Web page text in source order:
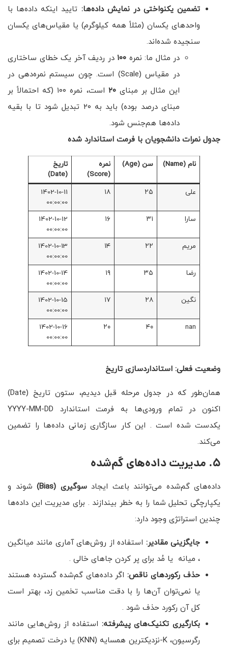
تضمین یکنواختی در نمایش داده‌ها: تایید اینکه داده‌ها با
واحدهای یکسان (مثلاً همه کیلوگرم) یا مقیاس‌های یکسان
سنجیده شده‌اند.
در مثال ما: نمره ۱۰۰ در ردیف آخر یک خطای ساختاری
در مقیاس (Scale) است. چون سیستم نمره‌دهی در
این مثال بر مبنای۲۰
است، نمره ۱۰۰ (که احتمالاً بر
مبنای درصد بوده) باید به ۲۰ تبدیل شود تا با بقیه
داده‌ها هم‌جنس شود.
جدول نمرات دانشجویان با فرمت استاندارد شده
نام (Name) سن (Age)
نمره
(Score)
تاریخ
(Date)
علی
۲۵ ۱۸
1402-10-11
00:00:00
سارا
۳۱ ۱۶
1402-10-12
00:00:00
مریم
۲۲ ۱۴
1402-10-13
00:00:00
رضا
۳۵ ۱۹
1402-10-14
00:00:00
نگین
۲۸ ۱۷
1402-10-15
00:00:00
nan
۴۰ ۲۰
1402-10-16
00:00:00
وضعیت فعلی: استانداردسازی تاریخ
همان‌طور که در جدول مرحله قبل دیدیم، ستون تاریخ (Date)
اکنون در تمام ورودی‌ها به فرمت استاندارد YYYY-MM-DD
یکدست شده است . این کار سازگاری زمانی داده‌ها را تضمین
می‌کند.
۵. مدیریت داده‌های گم‌شده
داده‌های گم‌شده می‌توانند باعث ایجادسوگیری (Bias)
شوند و
یکپارچگی تحلیل شما را به خطر بیندازند . برای مدیریت این داده‌ها
چندین استراتژی وجود دارد:
جایگزینی مقادیر: استفاده از روش‌های آماری مانند میانگین
، میانه یا مُد برای پر کردن جاهای خالی .
حذف رکوردهای ناقص:اگر داده‌های گم‌شده گسترده هستند
یا نمی‌توان آن‌ها را با دقت مناسب تخمین زد، بهتر است
کل آن رکورد حذف شود .
بکارگیری تکنیک‌های پیشرفته: استفاده از روش‌هایی مانند
رگرسیون، K-نزدیکترین همسایه (KNN) یا درخت تصمیم برای